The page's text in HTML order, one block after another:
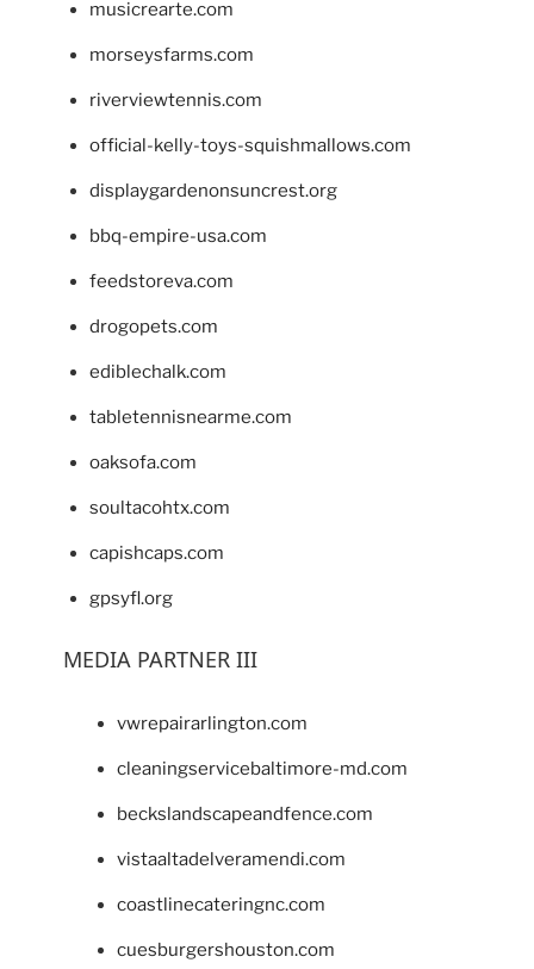
musicrearte.com
morseysfarms.com
riverviewtennis.com
official-kelly-toys-squishmallows.com
displaygardenonsuncrest.org
bbq-empire-usa.com
feedstoreva.com
drogopets.com
ediblechalk.com
tabletennisnearme.com
oaksofa.com
soultacohtx.com
capishcaps.com
gpsyfl.org
MEDIA PARTNER III
vwrepairarlington.com
cleaningservicebaltimore-md.com
beckslandscapeandfence.com
vistaaltadelveramendi.com
coastlinecateringnc.com
cuesburgershouston.com